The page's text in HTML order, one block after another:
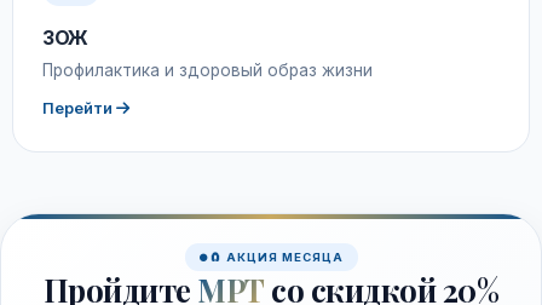
ЗОЖ
Профилактика и здоровый образ жизни
Перейти
🧲 АКЦИЯ МЕСЯЦА
Пройдите МРТ со скидкой 20%